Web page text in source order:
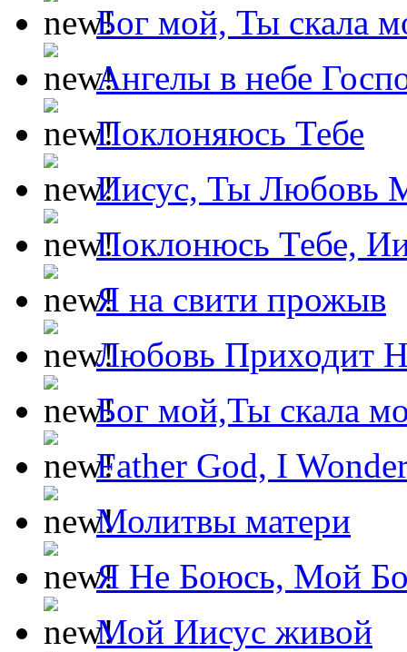
Бог мой, Ты скала
Ангелы в небе
Поклоняюсь Тебе
Иисус, Ты Любовь
Поклонюсь Тебе,
Я на свити прожыв
Любовь Приходит
Бог мой,Ты скала
Father God, I
Молитвы матери
Я Не Боюсь, Мой
Мой Иисус живой